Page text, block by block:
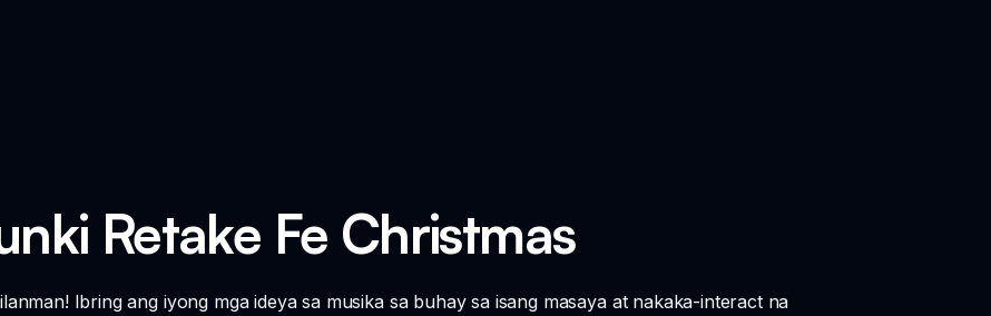
Retake Fe Christmas
Ibring ang iyong mga ideya sa musika sa buhay sa isang masaya at nakaka-interact na